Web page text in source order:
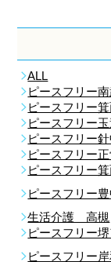
ALL
ピースフリー
ピースフリー箕
ピースフリー玉
ピースフリー
ピースフリー
ピースフリー
ピースフリー豊
生活介護 高槻
ピースフリー
ピースフリー岸